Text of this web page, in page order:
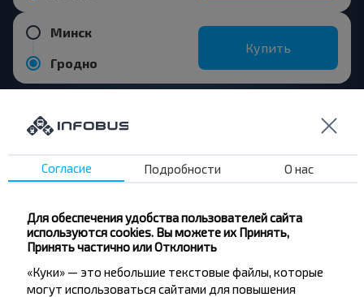
Минск
Гродно
Купить
Кобрин
Гродно
Популярные направления из города
Брест
Согласие Подробности О нас
Для обеспечения удобства пользователей сайта
используются cookies. Вы можете их Принять,
Принять частично или Отклонить
«Куки» — это небольшие текстовые файлы, которые
могут использоваться сайтами для повышения